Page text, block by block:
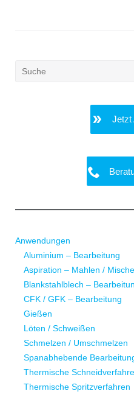
Search
Jetzt
Anwendungen
Aluminium – Bearbeitung
Aspiration – Mahlen /
Blankstahlblech –
CFK / GFK – Bearbeitung
Gießen
Löten / Schweißen
Schmelzen / Umschmelzen
Spanabhebende
Thermische
Thermische Spritzverfahren